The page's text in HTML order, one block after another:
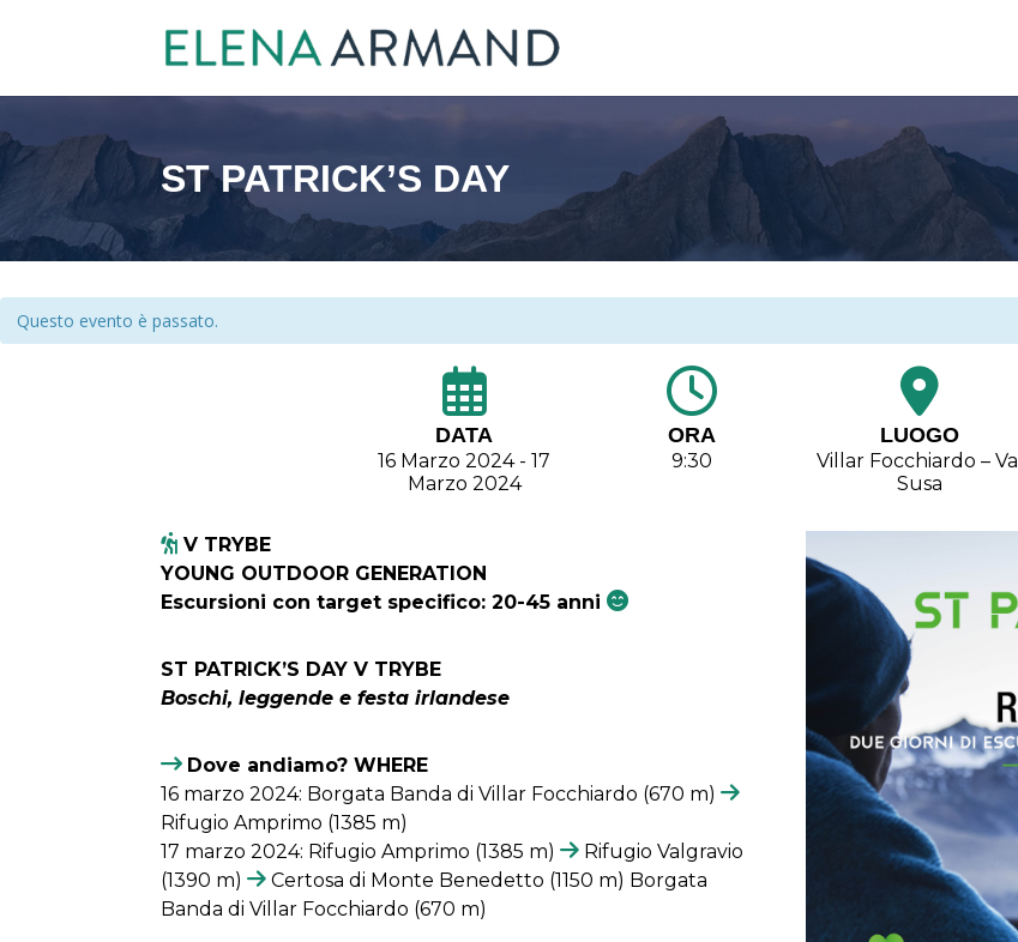
ST PATRICK’S DAY
Questo evento è passato.
DATA
16 Marzo 2024 - 17
Marzo 2024
ORA
9:30
LUOGO
Villar Focchiardo – Val
Susa
V TRYBE
YOUNG OUTDOOR GENERATION
Escursioni con target specifico: 20-45 anni
ST PATRICK’S DAY V TRYBE
Boschi, leggende e festa irlandese
Dove andiamo? WHERE
16 marzo 2024: Borgata Banda di Villar Focchiardo (670 m)
Rifugio Amprimo (1385 m)
17 marzo 2024: Rifugio Amprimo (1385 m)
Rifugio Valgravio
(1390 m)
Certosa di Monte Benedetto (1150 m) Borgata
Banda di Villar Focchiardo (670 m)